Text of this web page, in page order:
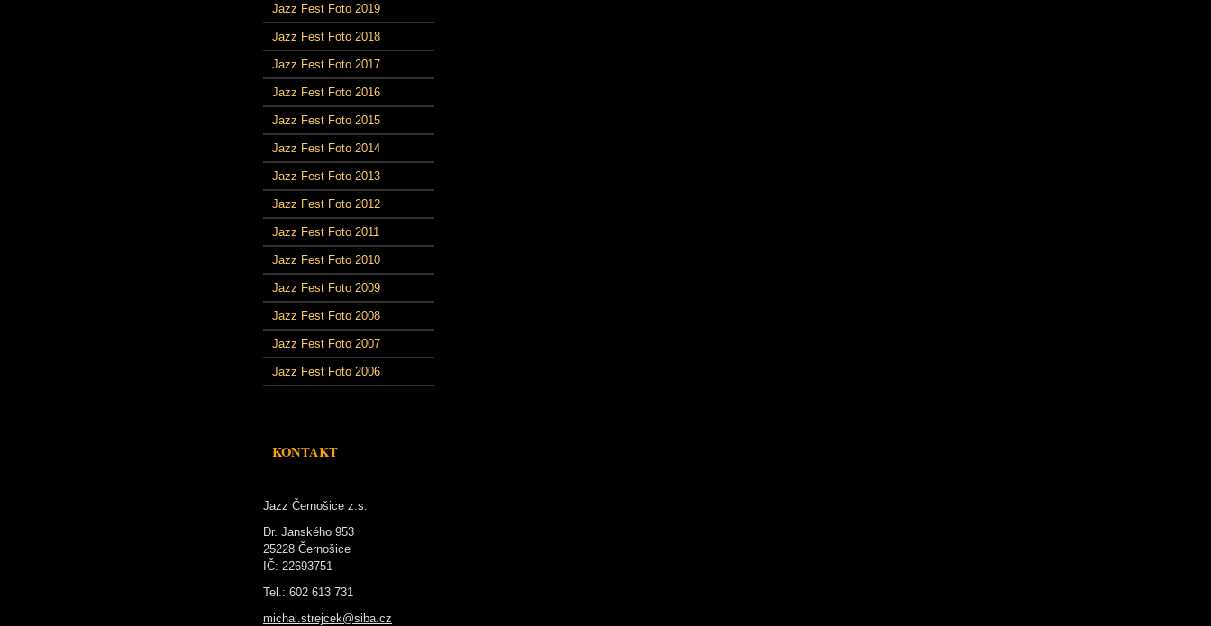
Jazz Fest Foto 2019
Jazz Fest Foto 2018
Jazz Fest Foto 2017
Jazz Fest Foto 2016
Jazz Fest Foto 2015
Jazz Fest Foto 2014
Jazz Fest Foto 2013
Jazz Fest Foto 2012
Jazz Fest Foto 2011
Jazz Fest Foto 2010
Jazz Fest Foto 2009
Jazz Fest Foto 2008
Jazz Fest Foto 2007
Jazz Fest Foto 2006
KONTAKT
Jazz Černošice z.s.
Dr. Janského 953
25228 Černošice
IČ: 22693751
Tel.: 602 613 731
michal.strejcek@siba.cz